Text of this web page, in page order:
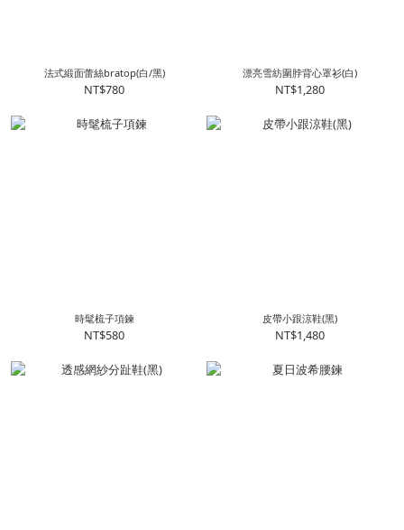
法式緞面蕾絲bratop(白/黑)
NT$780
漂亮雪紡圍脖背心罩衫(白)
NT$1,280
時髦梳子項鍊
NT$580
皮帶小跟涼鞋(黑)
NT$1,480